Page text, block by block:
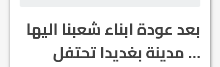
بعد عودة ابناء شعبنا اليها
… مدينة بغديدا تحتفل